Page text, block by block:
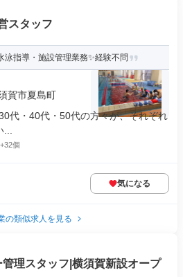
スタッフ
泳指導・施設管理業務✨経験不問
賀市夏島町
代・40代・50代の方々が、それぞれ
+32個
気になる
の類似求人を見る
理スタッフ|横須賀新設オープ